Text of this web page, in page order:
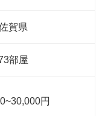
賀県
部屋
円